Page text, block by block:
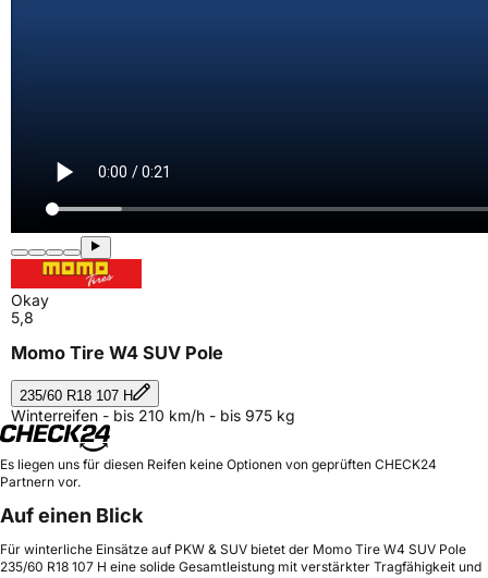
Okay
5,8
Momo Tire W4 SUV Pole
235/60 R18 107 H
Winterreifen - bis 210 km/h - bis 975 kg
Es liegen uns für diesen Reifen keine Optionen von geprüften CHECK24
Partnern vor.
Auf einen Blick
Für winterliche Einsätze auf PKW & SUV bietet der Momo Tire W4 SUV Pole
235/60 R18 107 H eine solide Gesamtleistung mit verstärkter Tragfähigkeit und